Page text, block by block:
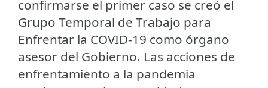
confirmarse el primer caso se creó el
Grupo Temporal de Trabajo para
Enfrentar la COVID-19 como órgano
asesor del Gobierno. Las acciones de
enfrentamiento a la pandemia